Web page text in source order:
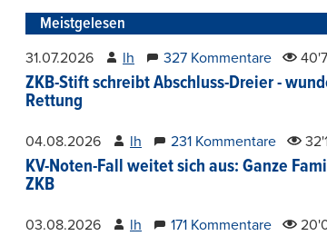
Meistgelesen
31.07.2026 lh 327 Kommentare
ZKB-Stift schreibt Abschluss-Dreier -
Rettung
04.08.2026 lh 231 Kommentare
KV-Noten-Fall weitet sich aus: Ganze
ZKB
03.08.2026 lh 171 Kommentare